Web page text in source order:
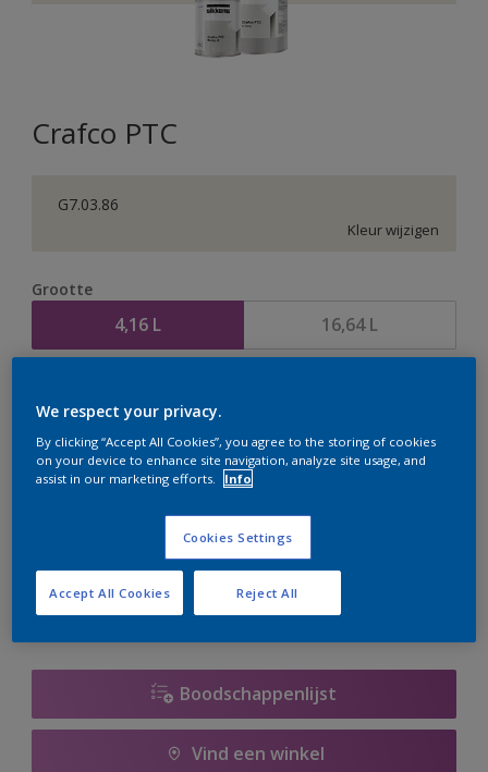
Crafco PTC
G7.03.86
Kleur wijzigen
Grootte
4,16 L 16,64 L
te bestellen. Houd de website in de gaten, we werken
er hard aan om de voorraad aan te vullen.
Boodschappenlijst
Vind een winkel
We respect your privacy.
By clicking “Accept All Cookies”, you agree to the storing of cookies
on your device to enhance site navigation, analyze site usage, and
assist in our marketing efforts.
Info
Cookies Settings
Reject All
Accept All Cookies